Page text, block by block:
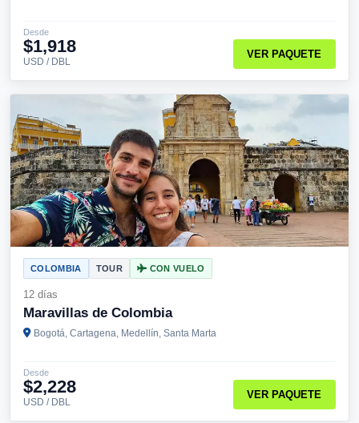
Desde
$1,918
USD / DBL
VER PAQUETE
COLOMBIA TOUR CON VUELO
12 días
Maravillas de Colombia
Bogotá, Cartagena, Medellín, Santa Marta
Desde
$2,228
USD / DBL
VER PAQUETE